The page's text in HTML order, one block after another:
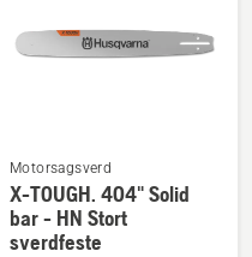
Se
flere
detaljer
Motorsagsverd
X-TOUGH. 404" Solid
bar - HN Stort
sverdfeste